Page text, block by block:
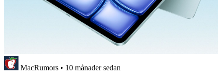
MacRumors • 10 månader sedan